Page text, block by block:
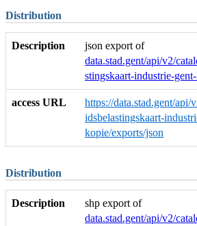
Distribution
Description
json export of
data.stad.gent/api/v2/
stingskaart-industrie-
access URL
https://data.stad.gent/api/
idsbelastingskaart-
kopie/exports/json
Distribution
Description
shp export of
data.stad.gent/api/v2/